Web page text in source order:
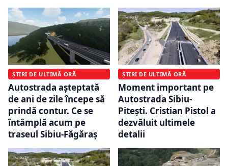
ȘTIRI DE ULTIMĂ ORĂ
Autostrada așteptată
de ani de zile începe să
prindă contur. Ce se
întâmplă acum pe
traseul Sibiu-Făgăraș
ȘTIRI DE ULTIMĂ ORĂ
Moment important pe
Autostrada Sibiu-
Pitești. Cristian Pistol a
dezvăluit ultimele
detalii